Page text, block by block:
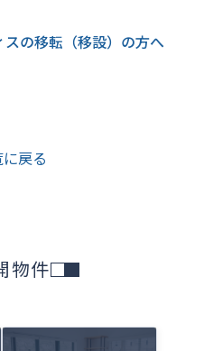
の移転（移設）の方へ
戻る
物件